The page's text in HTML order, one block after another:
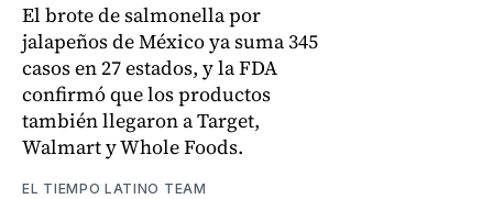
El brote de salmonella por
jalapeños de México ya suma 345
casos en 27 estados, y la FDA
confirmó que los productos
también llegaron a Target,
Walmart y Whole Foods.
EL TIEMPO LATINO TEAM